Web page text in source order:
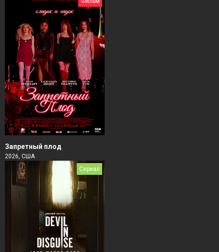
Запретный плод
2026, США
Сериал